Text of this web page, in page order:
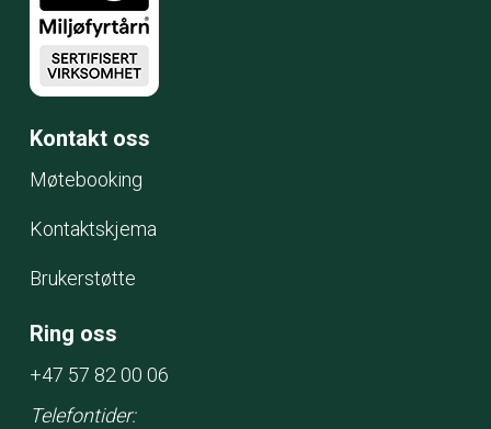
Kontakt oss
Møtebooking
Kontaktskjema
Brukerstøtte
Ring oss
+47 57 82 00 06
Telefontider: